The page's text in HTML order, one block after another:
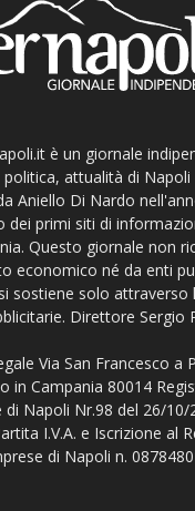
è un giornale
attualità di Napoli
Aniello Di Nardo
dei primi siti di
Questo giornale non
economico né da enti
sostiene solo attraverso
Direttore Sergio
Via San Francesco a
in Campania 80014
di Napoli Nr.98 del 26/10/
I.V.A. e Iscrizione al
di Napoli n.